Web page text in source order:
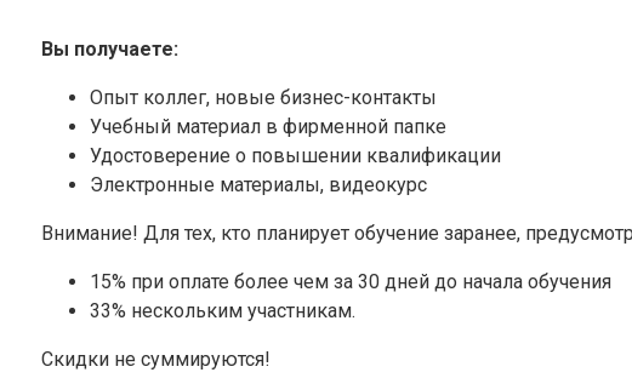
Вы получаете:
Опыт коллег, новые бизнес-контакты
Учебный материал в фирменной папке
Удостоверение о повышении квалификации
Электронные материалы, видеокурс
Внимание! Для тех, кто планирует обучение заранее,
15% при оплате более чем за 30 дней до начала обучения
33% нескольким участникам.
Скидки не суммируются!